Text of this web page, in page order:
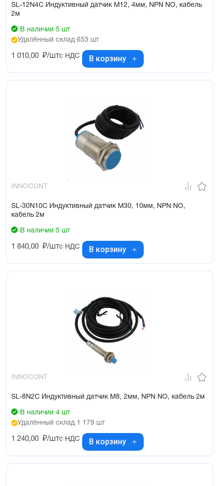
SL-12N4C Индуктивный датчик М12, 4мм, NPN NO, кабель
2м
В наличии 5 шт
Удалённый склад 653 шт
1 010,00 ₽/штс НДС В корзину
INNOCONT
SL-30N10C Индуктивный датчик М30, 10мм, NPN NO,
кабель 2м
В наличии 5 шт
1 840,00 ₽/штс НДС В корзину
INNOCONT
SL-8N2C Индуктивный датчик М8, 2мм, NPN NO, кабель 2м
В наличии 4 шт
Удалённый склад 1 179 шт
1 240,00 ₽/штс НДС В корзину